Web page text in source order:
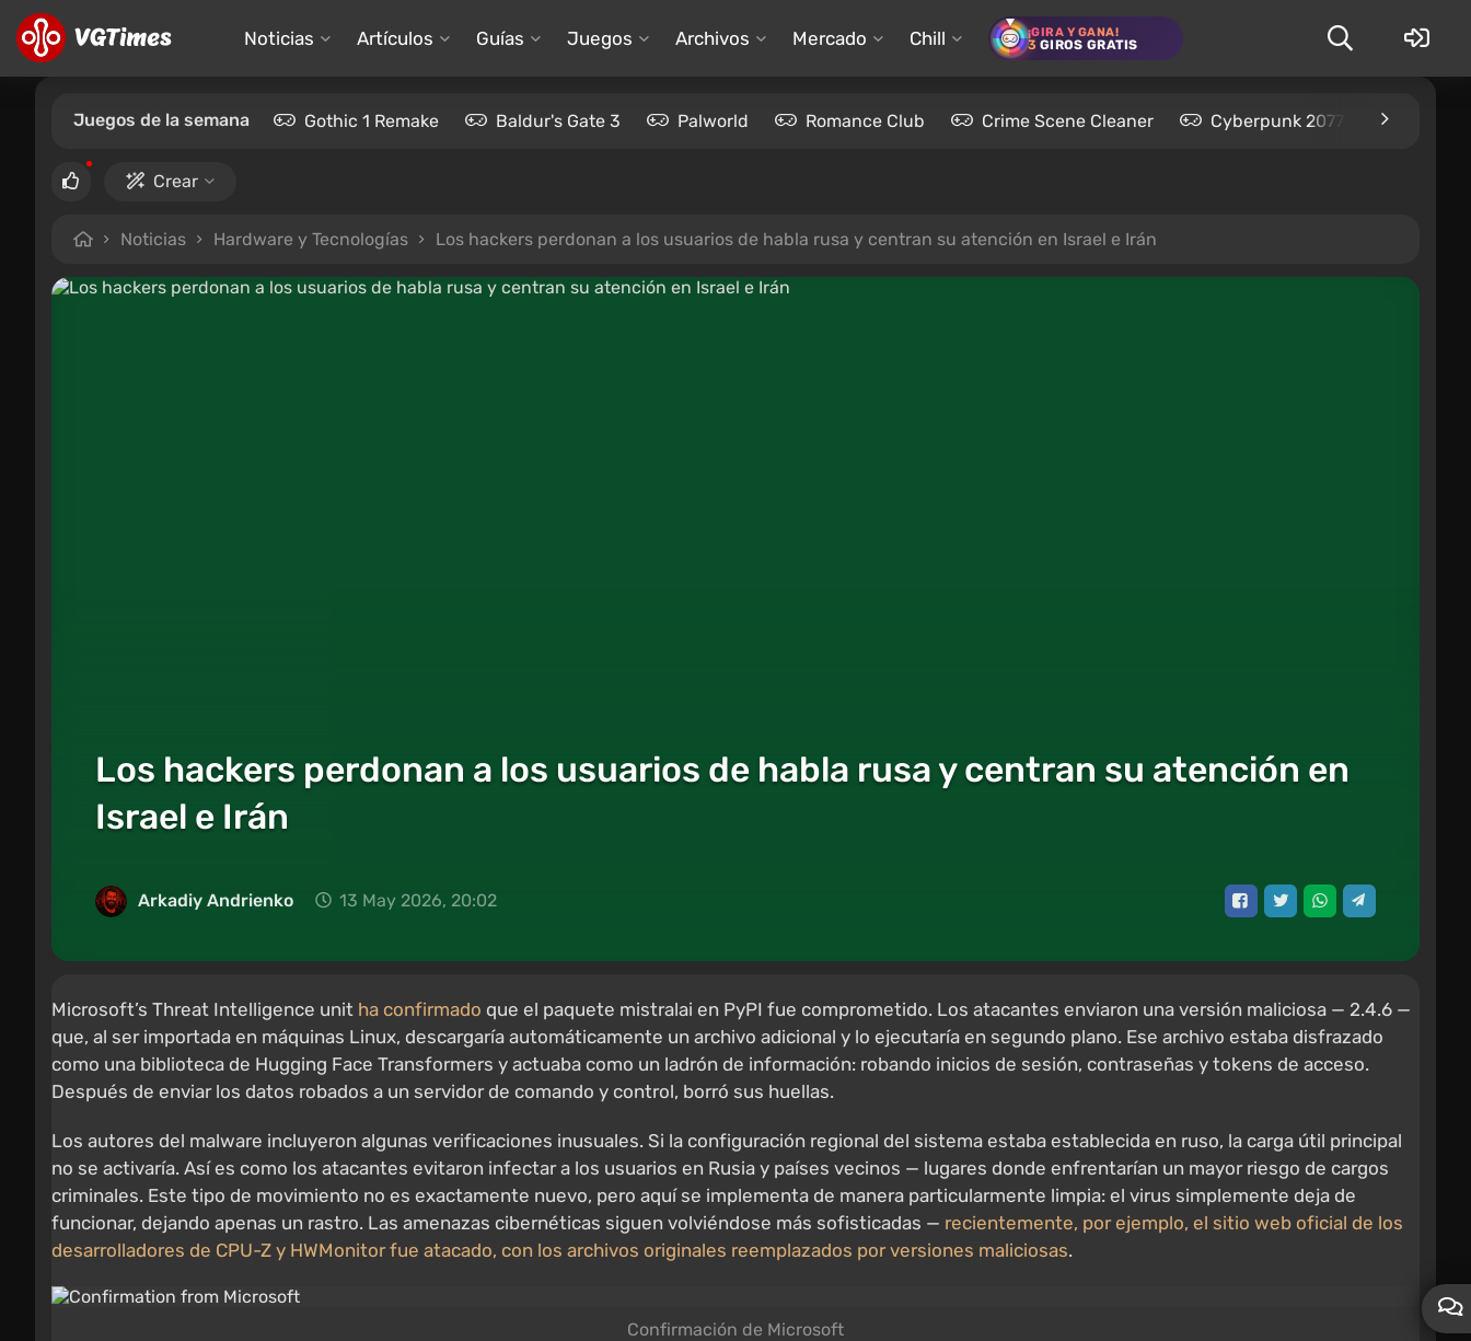
Noticias Artículos Guías Juegos Archivos Mercado Chill ¡GIRA Y GANA!
3 GIROS GRATIS
Juegos de la semana Gothic 1 Remake Baldur's Gate 3 Palworld Romance Club Crime Scene Cleaner Cyberpunk 2077
Crear
Noticias Hardware y Tecnologías Los hackers perdonan a los usuarios de habla rusa y centran su atención en Israel e Irán
Los hackers perdonan a los usuarios de habla rusa y centran su atención en
Israel e Irán
Arkadiy Andrienko 13 May 2026, 20:02
Microsoft’s Threat Intelligence unit ha confirmado que el paquete mistralai en PyPI fue comprometido. Los atacantes enviaron una versión maliciosa — 2.4.6 —
que, al ser importada en máquinas Linux, descargaría automáticamente un archivo adicional y lo ejecutaría en segundo plano. Ese archivo estaba disfrazado
como una biblioteca de Hugging Face Transformers y actuaba como un ladrón de información: robando inicios de sesión, contraseñas y tokens de acceso.
Después de enviar los datos robados a un servidor de comando y control, borró sus huellas.
Los autores del malware incluyeron algunas verificaciones inusuales. Si la configuración regional del sistema estaba establecida en ruso, la carga útil principal
no se activaría. Así es como los atacantes evitaron infectar a los usuarios en Rusia y países vecinos — lugares donde enfrentarían un mayor riesgo de cargos
criminales. Este tipo de movimiento no es exactamente nuevo, pero aquí se implementa de manera particularmente limpia: el virus simplemente deja de
funcionar, dejando apenas un rastro. Las amenazas cibernéticas siguen volviéndose más sofisticadas — recientemente, por ejemplo, el sitio web oficial de los
desarrolladores de CPU-Z y HWMonitor fue atacado, con los archivos originales reemplazados por versiones maliciosas.
Confirmación de Microsoft